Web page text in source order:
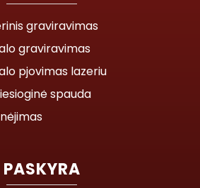
graviravimas
graviravimas
pjovimas lazeriu
spauda
PASKYRA